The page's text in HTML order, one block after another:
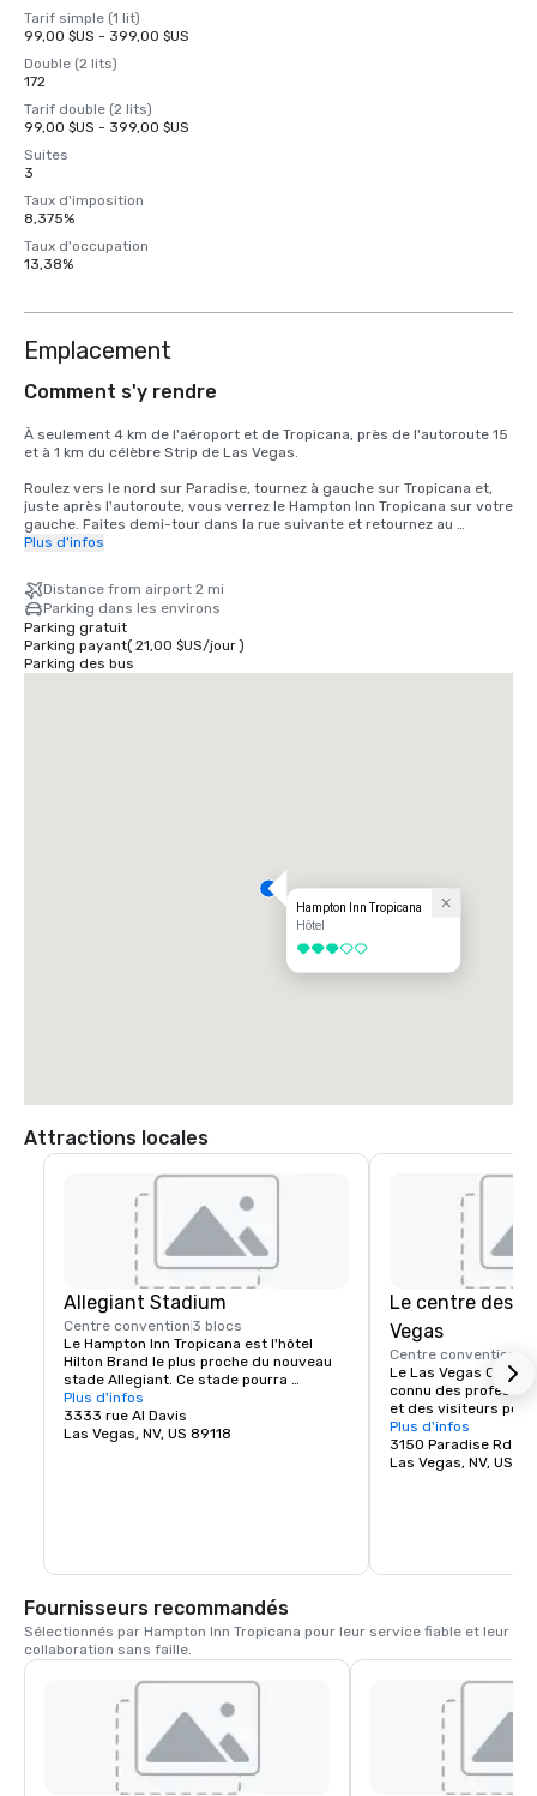
Tarif simple (1 lit)
99,00 $US - 399,00 $US
Double (2 lits)
172
Tarif double (2 lits)
99,00 $US - 399,00 $US
Suites
3
Taux d'imposition
8,375%
Taux d'occupation
13,38%
Emplacement
Comment s'y rendre
À seulement 4 km de l'aéroport et de Tropicana, près de l'autoroute 15
et à 1 km du célèbre Strip de Las Vegas.
Roulez vers le nord sur Paradise, tournez à gauche sur Tropicana et,
juste après l'autoroute, vous verrez le Hampton Inn Tropicana sur votre
gauche. Faites demi-tour dans la rue suivante et retournez au
Hampton Inn Tropicana
Plus d'infos
Distance from airport 2 mi
Parking dans les environs
Parking gratuit
Parking payant( 21,00 $US/jour)
Parking des bus
Hampton Inn Tropicana
Hôtel
3 sur 5
Attractions locales
Allegiant Stadium
Centre convention 3 blocs
Le Hampton Inn Tropicana est l'hôtel
Hilton Brand le plus proche du nouveau
stade Allegiant. Ce stade pourra
accueillir jusqu'à 60 000 fans et sera le
plus récent stade du pays.
Plus d'infos
3333 rue Al Davis
Las Vegas, NV, US 89118
Le centre des
Vegas
Centre convention
Le Las Vegas
connu des
et des visiteurs pour
3 millions de pieds
d'exposition, ses
ses grandes
immédiats et
de haute qualité en
Plus d'infos
3150 Paradise Rd
Las Vegas, NV, US
Fournisseurs recommandés
Sélectionnés par Hampton Inn Tropicana pour leur service fiable et leur
collaboration sans faille.